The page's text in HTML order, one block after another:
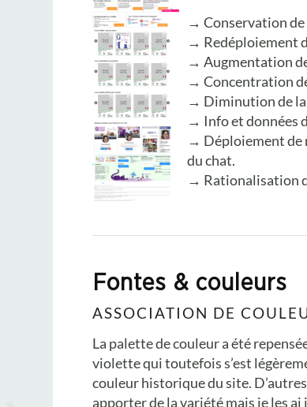
→ Conservation de
→ Redéploiement
→ Augmentation
→ Concentration
→ Diminution de la
→ Info et données
→ Déploiement de
du chat.
→ Rationalisation
Fontes & couleurs
ASSOCIATION DE
La palette de couleur a été
violette qui toutefois s’est
couleur historique du site.
apporter de la variété mais je les